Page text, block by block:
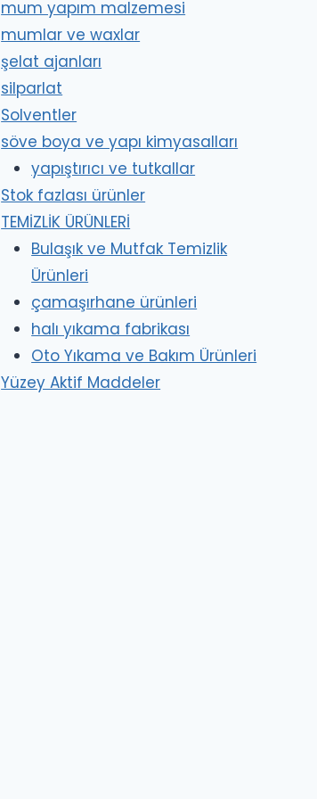
mum yapım malzemesi
mumlar ve waxlar
şelat ajanları
silparlat
Solventler
söve boya ve yapı kimyasalları
yapıştırıcı ve tutkallar
Stok fazlası ürünler
TEMİZLİK ÜRÜNLERİ
Bulaşık ve Mutfak Temizlik
Ürünleri
çamaşırhane ürünleri
halı yıkama fabrikası
Oto Yıkama ve Bakım Ürünleri
Yüzey Aktif Maddeler